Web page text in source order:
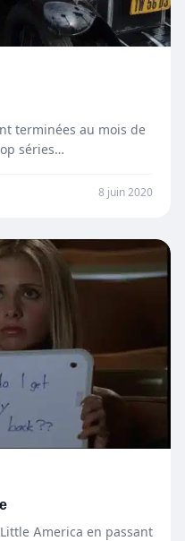
terminées au mois de
séries…
8 juin 2020
America en passant